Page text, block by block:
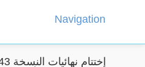
Navigation